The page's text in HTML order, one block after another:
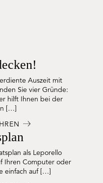
Auszeit mit
Sie vier Gründe:
hilft Ihnen bei der
[…]
als Leporello
Ihren Computer oder
einfach auf […]